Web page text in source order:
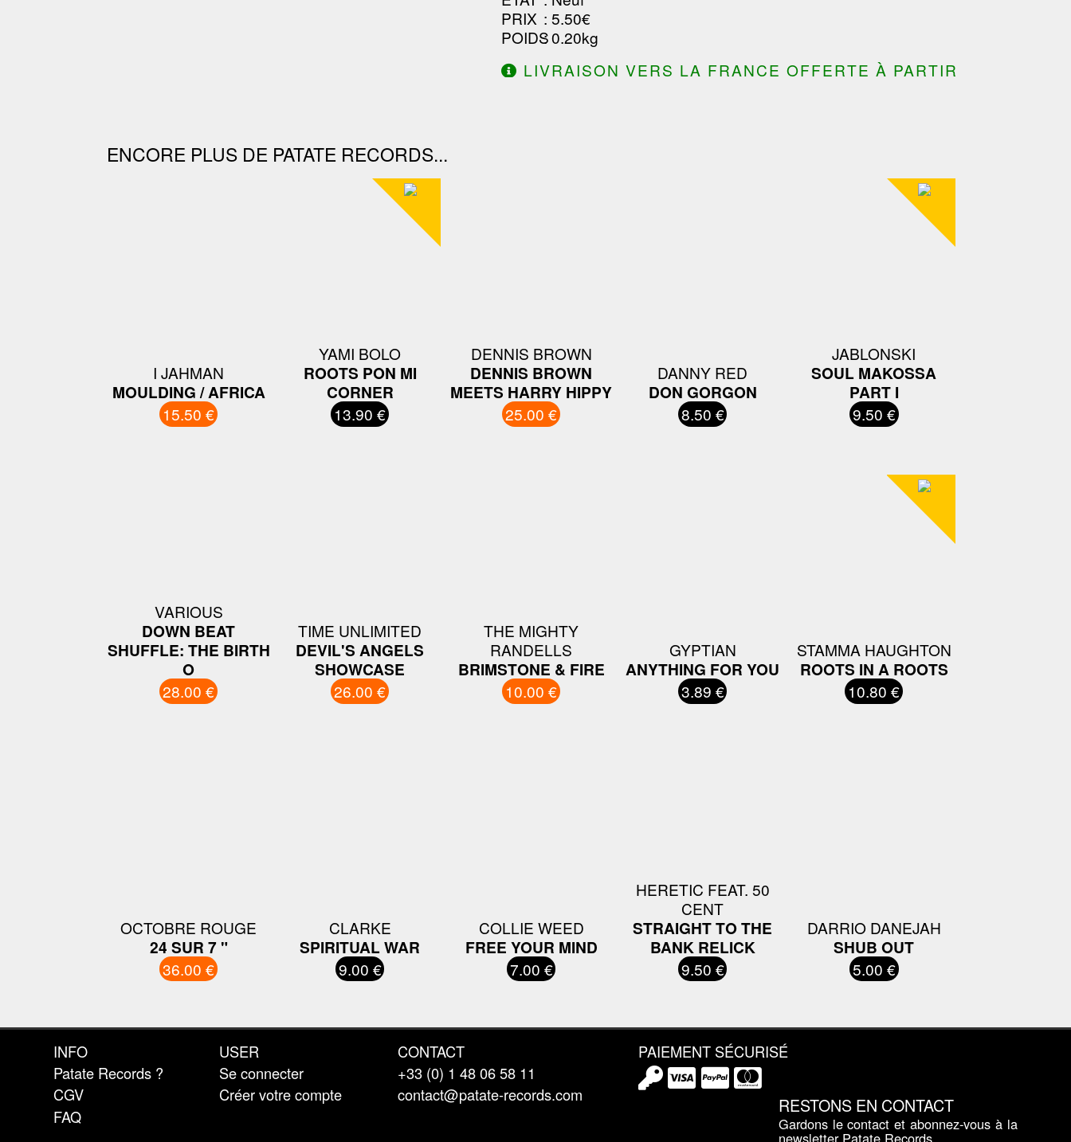
PRIX : 5.50€
POIDS: 0.20kg
LIVRAISON VERS LA FRANCE OFFERTE À PARTIR
ENCORE PLUS DE PATATE RECORDS...
I JAHMAN
MOULDING / AFRICA
15.50 €
YAMI BOLO
ROOTS PON MI
CORNER
13.90 €
DENNIS BROWN
DENNIS BROWN
MEETS HARRY HIPPY
25.00 €
DANNY RED
DON GORGON
8.50 €
JABLONSKI
SOUL MAKOSSA
PART I
9.50 €
VARIOUS
DOWN BEAT
SHUFFLE: THE BIRTH
O
28.00 €
TIME UNLIMITED
DEVIL'S ANGELS
SHOWCASE
26.00 €
THE MIGHTY
RANDELLS
BRIMSTONE & FIRE
10.00 €
GYPTIAN
ANYTHING FOR YOU
3.89 €
STAMMA HAUGHTON
ROOTS IN A ROOTS
10.80 €
OCTOBRE ROUGE
24 SUR 7 "
36.00 €
CLARKE
SPIRITUAL WAR
9.00 €
COLLIE WEED
FREE YOUR MIND
7.00 €
HERETIC FEAT. 50
CENT
STRAIGHT TO THE
BANK RELICK
9.50 €
DARRIO DANEJAH
SHUB OUT
5.00 €
INFO
Patate Records ?
CGV
FAQ
USER
Se connecter
Créer votre compte
CONTACT
+33 (0) 1 48 06 58 11
contact@patate-records.com
PAIEMENT SÉCURISÉ
RESTONS EN CONTACT
Gardons le contact et abonnez-vous à la